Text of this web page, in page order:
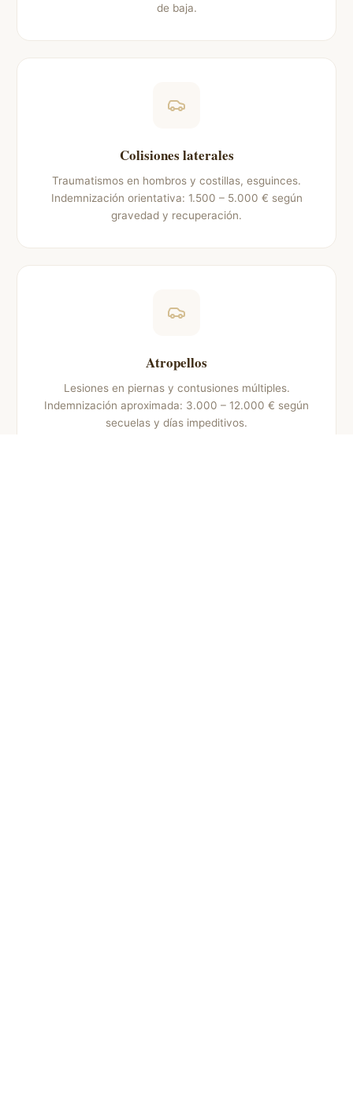
de baja.
Colisiones laterales
Traumatismos en hombros y costillas, esguinces.
Indemnización orientativa: 1.500 – 5.000 € según
gravedad y recuperación.
Atropellos
Lesiones en piernas y contusiones múltiples.
Indemnización aproximada: 3.000 – 12.000 € según
secuelas y días impeditivos.